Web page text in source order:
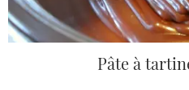
Pâte à